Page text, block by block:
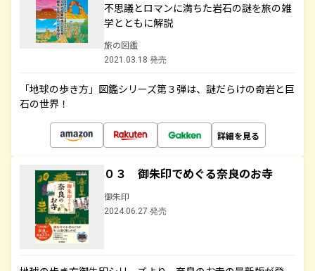
不思議とロマンに満ちた岩石の謎を旅の雑
学とともに解説
旅の図鑑
2021.03.18 発売
「地球の歩き方」図鑑シリーズ第３弾は、謎だらけの奇岩と巨
石の世界！
詳細を見る
０３ 御朱印でめぐる奈良のお寺
御朱印
2024.06.27 発売